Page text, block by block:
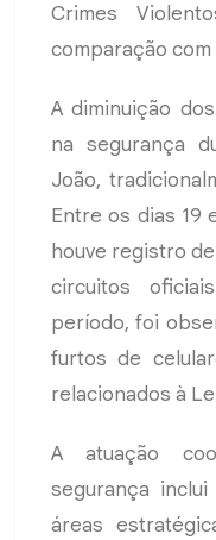
Crimes
comparação
A diminuição
na segurança
João,
Entre os dias 19
houve registro
circuitos
período, foi
furtos de
relacionados à
A atuação
segurança
áreas